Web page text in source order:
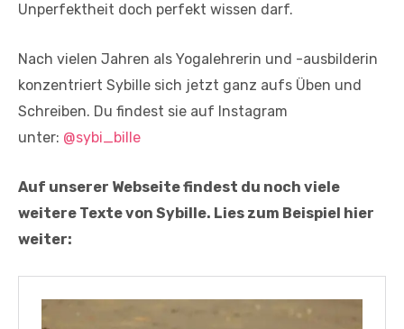
Unperfektheit doch perfekt wissen darf.
Nach vielen Jahren als Yogalehrerin und -ausbilderin
konzentriert Sybille sich jetzt ganz aufs Üben und
Schreiben. Du findest sie auf Instagram
unter: @sybi_bille
Auf unserer Webseite findest du noch viele
weitere Texte von Sybille. Lies zum Beispiel hier
weiter: